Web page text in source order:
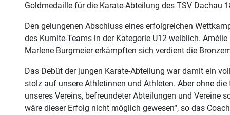
Goldmedaille für die Karate-Abteilung des TSV Dachau
Den gelungenen Abschluss eines erfolgreichen
des Kumite-Teams in der Kategorie U12 weiblich.
Marlene Burgmeier erkämpften sich verdient die
Das Debüt der jungen Karate-Abteilung war damit ein
stolz auf unsere Athletinnen und Athleten. Aber ohne
unseres Vereins, befreundeter Abteilungen und Vereine
wäre dieser Erfolg nicht möglich gewesen“, so das